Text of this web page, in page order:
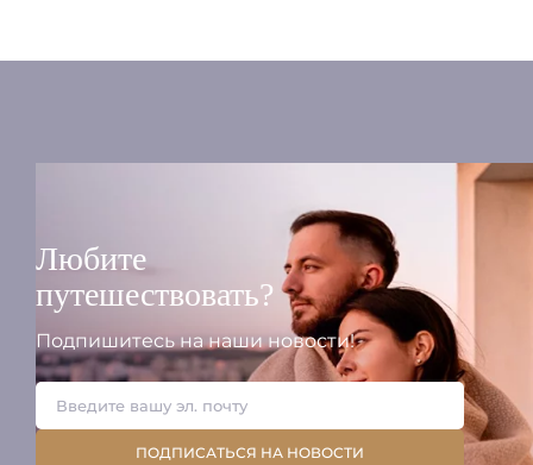
Любите
путешествовать?
Подпишитесь на наши новости!
ПОДПИСАТЬСЯ НА НОВОСТИ